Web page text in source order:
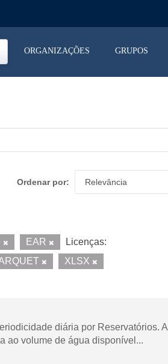
ORGANIZAÇÕES GRUPOS
Ordenar por
EAR
Licenças:
XLSX
diária por Reservatórios. A
ao volume de água disponível...